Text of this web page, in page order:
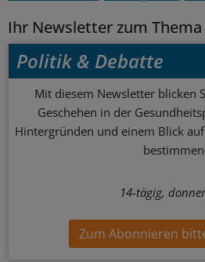
Ihr Newsletter zum Thema
Politik & Debatte
Mit diesem Newsletter blicken
Geschehen in der
Hintergründen und einem Blick
14-tägig,
Zum Abonnieren